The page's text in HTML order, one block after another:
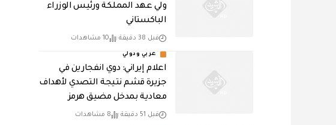
ولي عهد المملكة ورئيس الوزراء
الباكستاني
قبل 38 دقيقة 10 مشاهدات
عربي ودولي
اعلام إيراني: دوي انفجارين في
جزيرة قشم نتيجة التصدي لأهداف
معادية بمدخل مضيق هرمز
قبل 51 دقيقة 8 مشاهدات